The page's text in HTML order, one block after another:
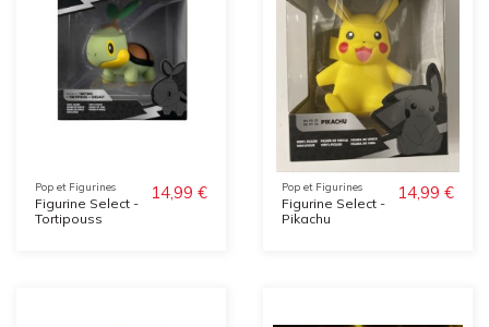
Pop et Figurines
Figurine Select -
Tortipouss
14,99 € Pop et Figurines
Figurine Select -
Pikachu
14,99 €